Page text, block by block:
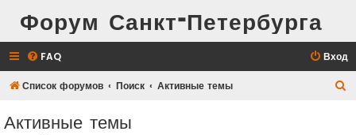
Форум Санкт-Петербурга
FAQ Вход
Список форумов Поиск Активные темы
Активные темы